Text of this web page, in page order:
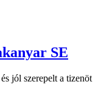
SE
jól szerepelt a tizenöt